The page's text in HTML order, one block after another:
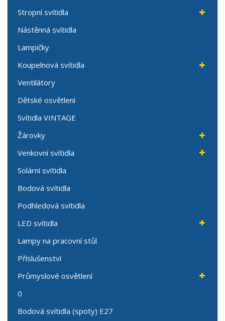
Stropní svítidla
Nástěnná svítidla
Lampičky
Koupelnová svítidla
Ventilátory
Dětské osvětlení
Svítidla VINTAGE
Žárovky
Venkovní svítidla
Solární svítidla
Bodová svítidla
Podhledová svítidla
LED svítidla
Lampy na pracovní stůl
Příslušenství
Průmyslové osvětlení
0
Bodová svítidla (spoty) E27